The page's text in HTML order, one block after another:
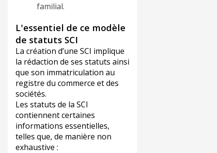
familial.
L'essentiel de ce modèle
de statuts SCI
La création d’une SCI implique
la rédaction de ses statuts ainsi
que son immatriculation au
registre du commerce et des
sociétés.
Les statuts de la SCI
contiennent certaines
informations essentielles,
telles que, de manière non
exhaustive :